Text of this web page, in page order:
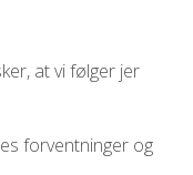
at vi følger jer
forventninger og